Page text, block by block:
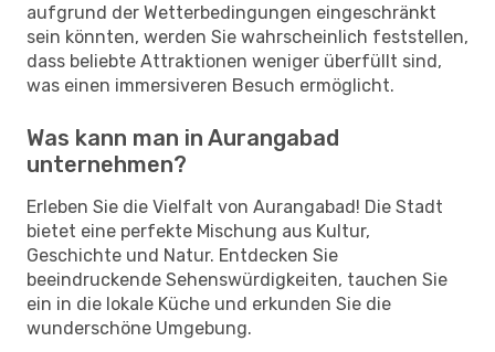
aufgrund der Wetterbedingungen eingeschränkt
sein könnten, werden Sie wahrscheinlich feststellen,
dass beliebte Attraktionen weniger überfüllt sind,
was einen immersiveren Besuch ermöglicht.
Was kann man in Aurangabad
unternehmen?
Erleben Sie die Vielfalt von Aurangabad! Die Stadt
bietet eine perfekte Mischung aus Kultur,
Geschichte und Natur. Entdecken Sie
beeindruckende Sehenswürdigkeiten, tauchen Sie
ein in die lokale Küche und erkunden Sie die
wunderschöne Umgebung.